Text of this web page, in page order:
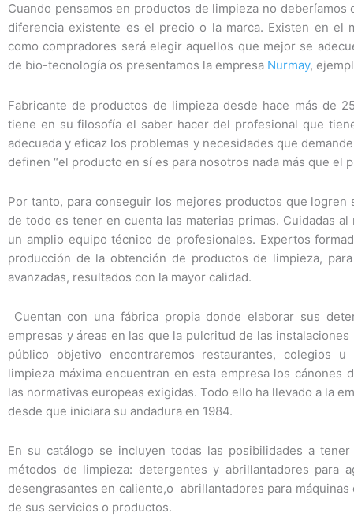
Cuando pensamos en productos de limpieza no
diferencia existente es el precio o la marca. Existen en el
como compradores será elegir aquellos que mejor se
de bio-tecnología os presentamos la empresa Nurmay,
Fabricante de productos de limpieza desde hace más de
tiene en su filosofía el saber hacer del profesional que
adecuada y eficaz los problemas y necesidades que
definen “el producto en sí es para nosotros nada más que el
Por tanto, para conseguir los mejores productos que
de todo es tener en cuenta las materias primas. Cuidadas
un amplio equipo técnico de profesionales. Expertos
producción de la obtención de productos de limpieza,
avanzadas, resultados con la mayor calidad.
Cuentan con una fábrica propia donde elaborar sus
empresas y áreas en las que la pulcritud de las
público objetivo encontraremos restaurantes, colegios
limpieza máxima encuentran en esta empresa los
las normativas europeas exigidas. Todo ello ha llevado a la
desde que iniciara su andadura en 1984.
En su catálogo se incluyen todas las posibilidades a
métodos de limpieza: detergentes y abrillantadores para
desengrasantes en caliente,o abrillantadores para
de sus servicios o productos.